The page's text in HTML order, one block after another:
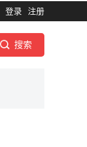
登录 注册